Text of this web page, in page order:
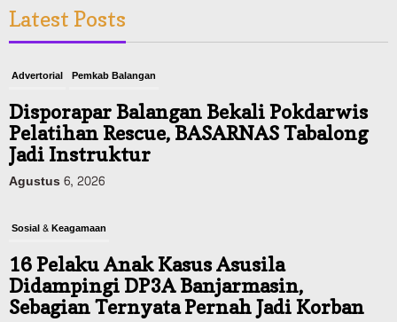
Latest Posts
Advertorial Pemkab Balangan
Disporapar Balangan Bekali Pokdarwis
Pelatihan Rescue, BASARNAS Tabalong
Jadi Instruktur
Agustus 6, 2026
Sosial & Keagamaan
16 Pelaku Anak Kasus Asusila
Didampingi DP3A Banjarmasin,
Sebagian Ternyata Pernah Jadi Korban